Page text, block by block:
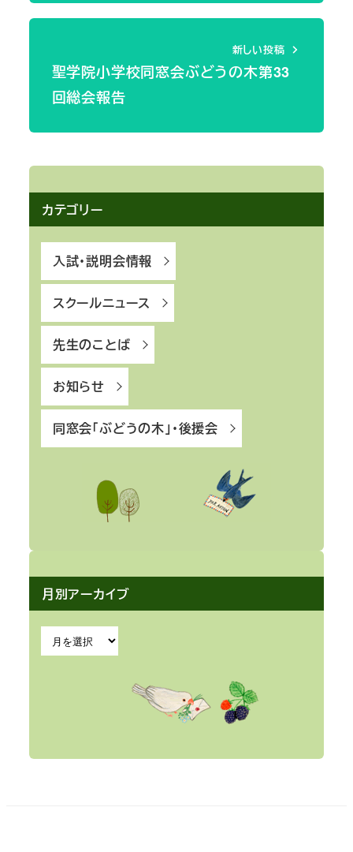
新しい投稿
聖学院小学校同窓会ぶどうの木第33
回総会報告
カテゴリー
入試・説明会情報
スクールニュース
先生のことば
お知らせ
同窓会「ぶどうの木」・後援会
月別アーカイブ